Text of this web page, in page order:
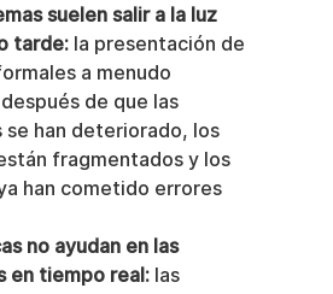
suelen salir a la luz
tarde: la presentación de
a menudo
de que las
se han deteriorado, los
fragmentados y los
han cometido errores
no ayudan en las
en tiempo real: las